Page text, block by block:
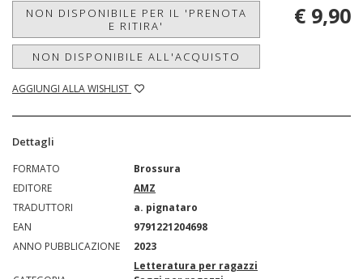
NON DISPONIBILE PER IL 'PRENOTA
E RITIRA'
NON DISPONIBILE ALL'ACQUISTO
AGGIUNGI ALLA WISHLIST
€ 9,90
Dettagli
FORMATO
Brossura
EDITORE
AMZ
TRADUTTORI
a. pignataro
EAN
9791221204698
ANNO PUBBLICAZIONE
2023
Letteratura per ragazzi